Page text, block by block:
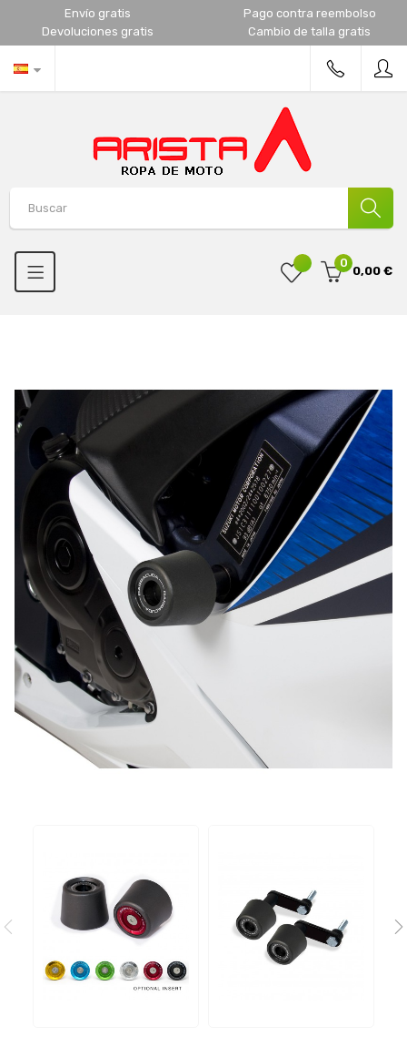
Envío gratis
Pago contra reembolso
Devoluciones gratis
Cambio de talla gratis
0
0,00 €